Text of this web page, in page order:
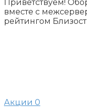
Приветствуем!
вместе с
рейтингом
Акции 0